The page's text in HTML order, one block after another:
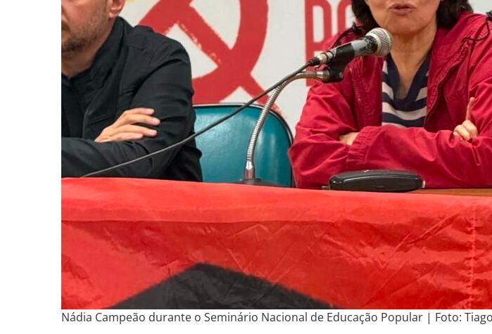
Nádia Campeão durante o Seminário Nacional de Educação Popular | Foto: